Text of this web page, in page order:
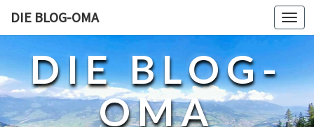
DIE BLOG-OMA
DIE BLOG-
OMA